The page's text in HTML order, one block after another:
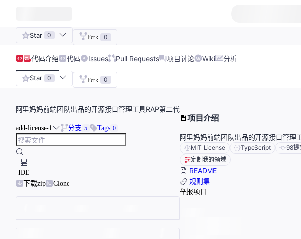
Star 0 Fork 0
代码介绍 代码 Issues Pull Requests 项目讨论 Wiki 分析
Star 0 Fork 0
阿里妈妈前端团队出品的开源接口管理工具RAP第二代
add-license-1 分支 5 Tags 0
IDE
下载zip
Clone
项目介绍
阿里妈妈前端团队出品的开源接口管理
MIT_License TypeScript 98提
定制我的领域
README
规则集
举报项目